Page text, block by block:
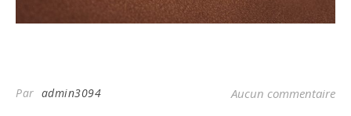
Par admin3094 Aucun commentaire